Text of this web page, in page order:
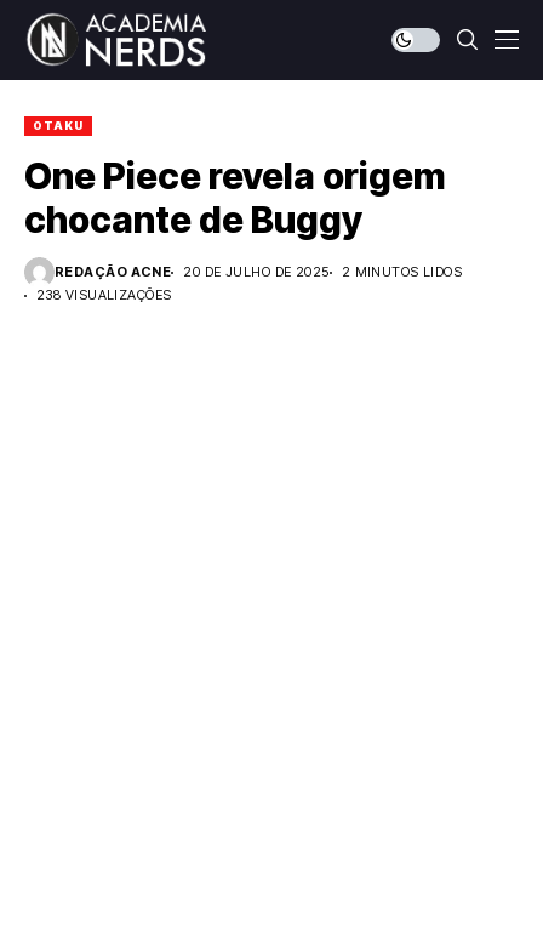
OTAKU
One Piece revela origem
chocante de Buggy
REDAÇÃO ACNE 20 DE JULHO DE 2025
2 MINUTOS LIDOS
238 VISUALIZAÇÕES